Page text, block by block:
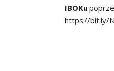
IBOKu
https://bit.ly/